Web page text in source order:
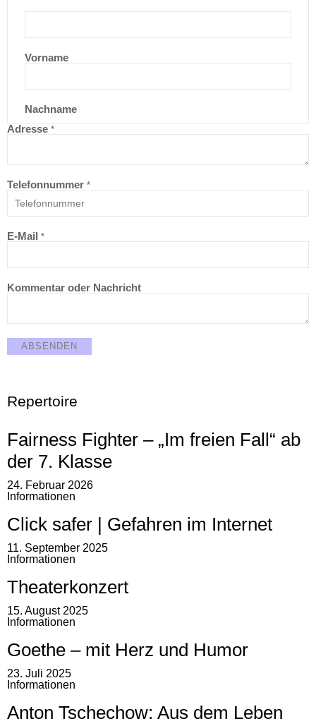
Vorname
Nachname
Adresse *
Telefonnummer *
E-Mail *
Kommentar oder Nachricht
ABSENDEN
Repertoire
Fairness Fighter – „Im freien Fall“ ab
der 7. Klasse
24. Februar 2026
Informationen
Click safer | Gefahren im Internet
11. September 2025
Informationen
Theaterkonzert
15. August 2025
Informationen
Goethe – mit Herz und Humor
23. Juli 2025
Informationen
Anton Tschechow: Aus dem Leben